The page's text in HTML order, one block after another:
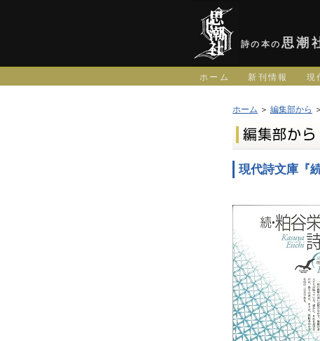
詩の本の 思潮
ホーム 新刊情報 現
ホーム ＞ 編集部から ＞
現代詩文庫『